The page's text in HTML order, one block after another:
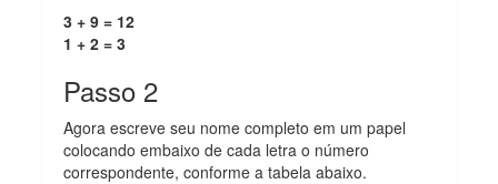
3 + 9 = 12
1 + 2 = 3
Passo 2
Agora escreve seu nome completo em um papel
colocando embaixo de cada letra o número
correspondente, conforme a tabela abaixo.